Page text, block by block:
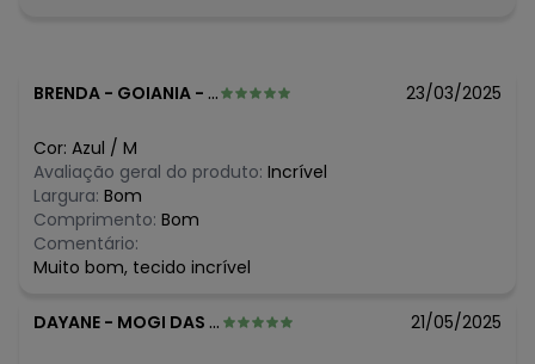
Composição: JAQUETA E CALCA 99%ALGODAO 1% POLIESTER
O preço apresentado abaixo é o menor oferecido em
algum dia do mês, para o menor tamanho disponível.
agosto/2026
julho/2026
junho/2026
março/2026 N/D*
BRENDA - GOIANIA - GO 23/03/2025
Cor: Azul / M
Avaliação geral do produto: Incrível
Largura: Bom
Comprimento: Bom
Comentário:
Muito bom, tecido incrível
DAYANE - MOGI DAS CRUZES - SP 21/05/2025